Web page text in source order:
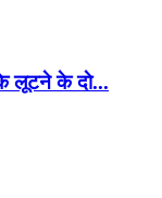
लूटने के दाे...